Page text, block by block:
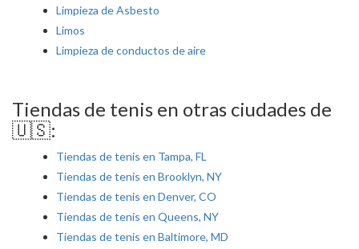
Limpieza de Asbesto
Limos
Limpieza de conductos de aire
Tiendas de tenis en otras ciudades de
🇺🇸:
Tiendas de tenis en Tampa, FL
Tiendas de tenis en Brooklyn, NY
Tiendas de tenis en Denver, CO
Tiendas de tenis en Queens, NY
Tiendas de tenis en Baltimore, MD